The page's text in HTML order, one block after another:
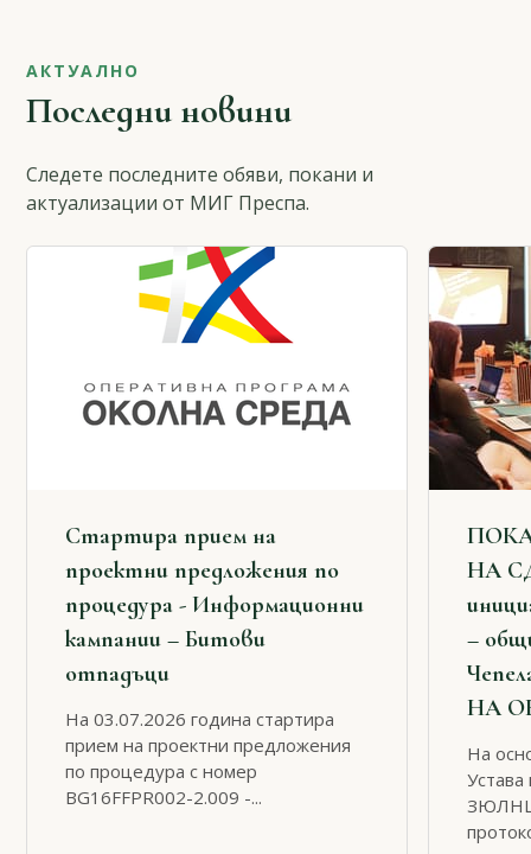
АКТУАЛНО
Последни новини
Следете последните обяви, покани и
актуализации от МИГ Преспа.
Стартира прием на
проектни предложения по
процедура - Информационни
кампании – Битови
отпадъци
На 03.07.2026 година стартира
прием на проектни предложения
по процедура с номер
BG16FFPR002-2.009 -...
НА
–
НА
На
ЗЮЛНЦ